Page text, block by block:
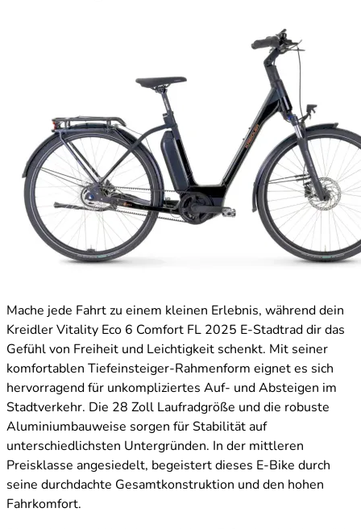
Mache jede Fahrt zu einem kleinen Erlebnis, während dein
Kreidler Vitality Eco 6 Comfort FL 2025 E-Stadtrad dir das
Gefühl von Freiheit und Leichtigkeit schenkt. Mit seiner
komfortablen Tiefeinsteiger-Rahmenform eignet es sich
hervorragend für unkompliziertes Auf- und Absteigen im
Stadtverkehr. Die 28 Zoll Laufradgröße und die robuste
Aluminiumbauweise sorgen für Stabilität auf
unterschiedlichsten Untergründen. In der mittleren
Preisklasse angesiedelt, begeistert dieses E-Bike durch
seine durchdachte Gesamtkonstruktion und den hohen
Fahrkomfort.